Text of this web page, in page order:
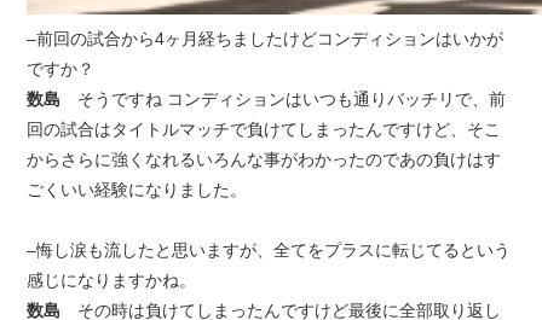
–前回の試合から4ヶ月経ちましたけどコンディションはいかが
ですか？
数島 そうですね コンディションはいつも通りバッチリで、前
回の試合はタイトルマッチで負けてしまったんですけど、そこ
からさらに強くなれるいろんな事がわかったのであの負けはす
ごくいい経験になりました。
–悔し涙も流したと思いますが、全てをプラスに転じてるという
感じになりますかね。
数島 その時は負けてしまったんですけど最後に全部取り返し